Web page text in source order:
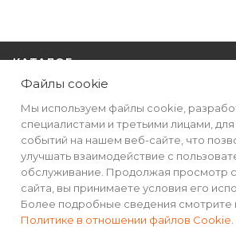
КАТАЛОГ
РЕКВИЗИТЫ
ПОМОЩЬ
ПОДПИСАТЬСЯ НА РАССЫЛКУ
Файлы cookie
Мы используем файлы cookie,
специалистами и третьими лицами, для
событий на нашем веб-сайте, что
улучшать взаимодействие с
обслуживание. Продолжая просмотр
сайта, вы принимаете условия его
Более подробные сведения смотрите
Политике в отношении файлов Cookie